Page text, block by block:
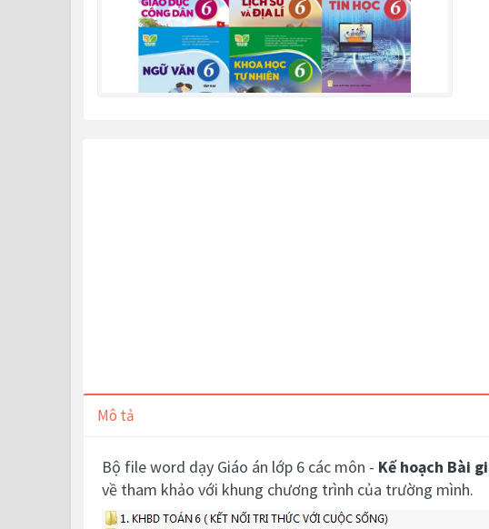
Mô tả
Bộ file word dạy Giáo án lớp 6 các môn - Kế hoạch Bài
về tham khảo với khung chương trình của trường mình.